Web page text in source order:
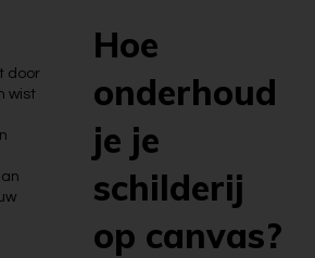
door
wist
Hoe
onderhoud
je je
schilderij
op canvas?